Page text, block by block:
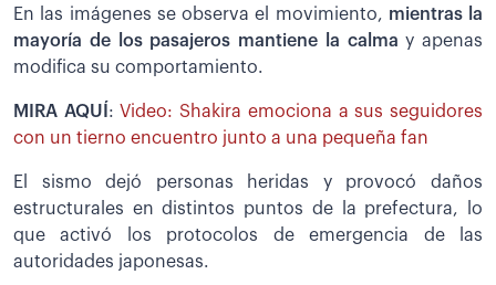
En las imágenes se observa el movimiento, mientras la
mayoría de los pasajeros mantiene la calma y apenas
modifica su comportamiento.
MIRA AQUÍ : Video: Shakira emociona a sus seguidores
con un tierno encuentro junto a una pequeña fan
El sismo dejó personas heridas y provocó daños
estructurales en distintos puntos de la prefectura, lo
que activó los protocolos de emergencia de las
autoridades japonesas.